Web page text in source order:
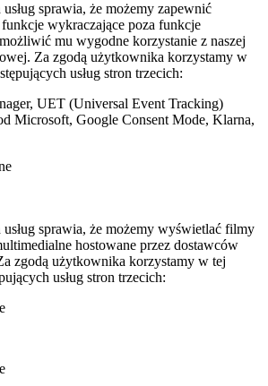
sprawia, że możemy zapewnić
wykraczające poza funkcje
mu wygodne korzystanie z naszej
Za zgodą użytkownika korzystamy w
usług stron trzecich:
UET (Universal Event Tracking)
Microsoft, Google Consent Mode, Klarna,
sprawia, że możemy wyświetlać filmy
hostowane przez dostawców
zgodą użytkownika korzystamy w tej
usług stron trzecich: